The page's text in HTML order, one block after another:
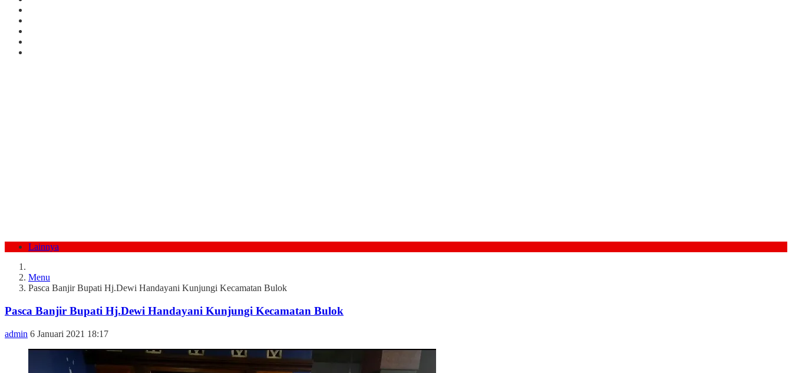
Lainnya
Menu
Pasca Banjir Bupati Hj.Dewi Handayani Kunjungi Kecamatan Bulok
Pasca Banjir Bupati Hj.Dewi Handayani Kunjungi Kecamatan Bulok
admin 6 Januari 2021 18:17